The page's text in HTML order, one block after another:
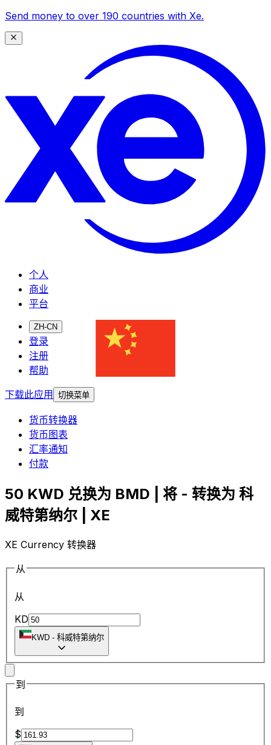
Send money to over 190 countries with Xe.
个人
商业
平台
ZH-CN
登录
注册
帮助
下载此应用
切换菜单
货币转换器
货币图表
汇率通知
付款
50 KWD 兑换为 BMD | 将 - 转换为 科
威特第纳尔 | XE
XE Currency 转换器
从
从
KD
KWD - 科威特第纳尔
到
到
$